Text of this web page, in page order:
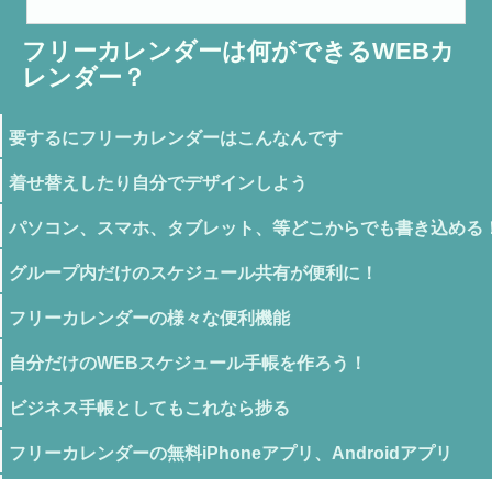
フリーカレンダーは何ができるWEBカ
レンダー？
要するにフリーカレンダーはこんなんです
着せ替えしたり自分でデザインしよう
パソコン、スマホ、タブレット、等どこからでも書き込める
グループ内だけのスケジュール共有が便利に！
フリーカレンダーの様々な便利機能
自分だけのWEBスケジュール手帳を作ろう！
ビジネス手帳としてもこれなら捗る
フリーカレンダーの無料iPhoneアプリ、Androidアプリ